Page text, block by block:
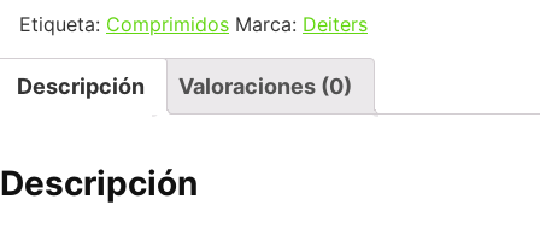
Etiqueta: Comprimidos Marca: Deiters
Descripción Valoraciones (0)
Descripción